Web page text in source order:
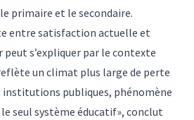
primaire et le secondaire.
entre satisfaction actuelle et
peut s’expliquer par le contexte
un climat plus large de perte
institutions publiques, phénomène
seul système éducatif», conclut